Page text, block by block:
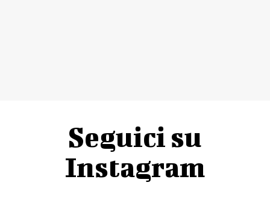
Seguici su
Instagram